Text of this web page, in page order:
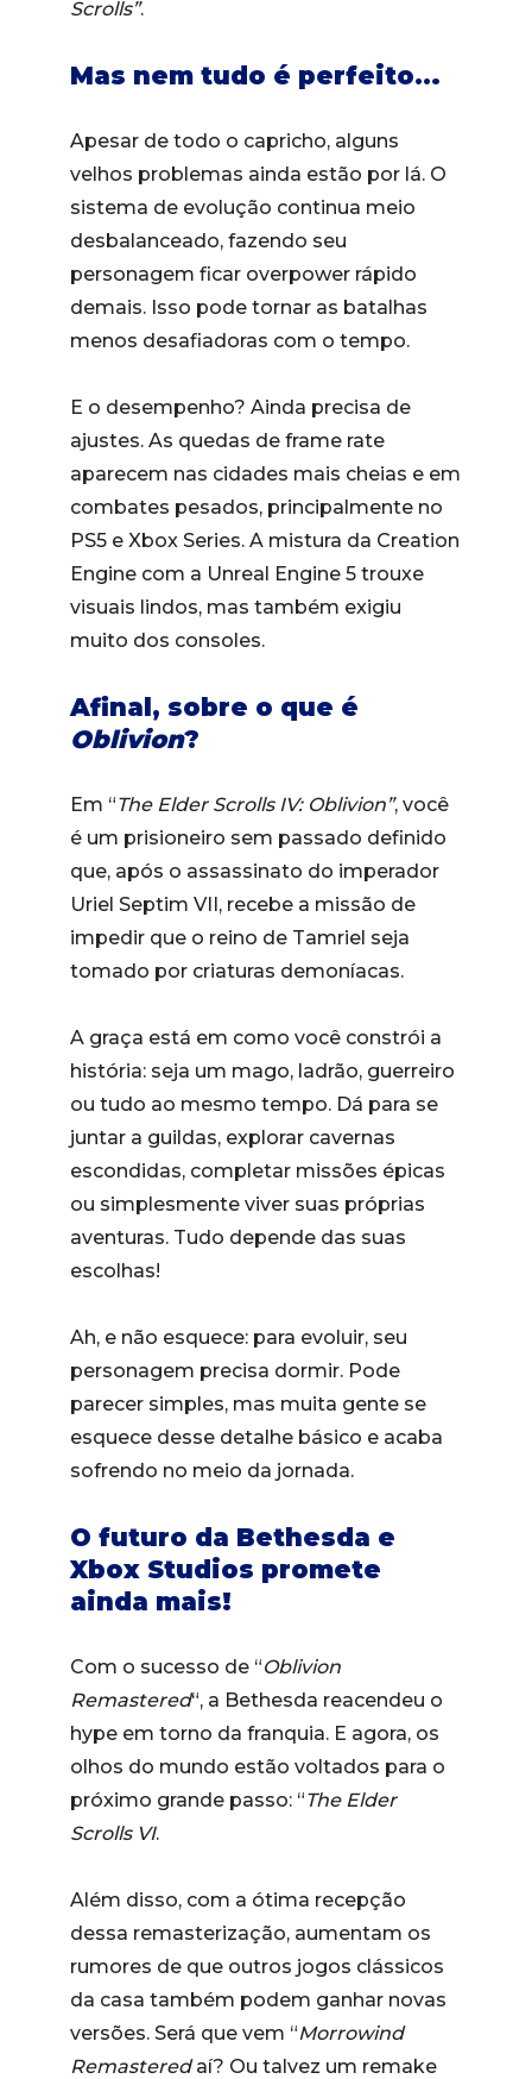
Scrolls”.
Mas nem tudo é perfeito…
Apesar de todo o capricho, alguns
velhos problemas ainda estão por lá. O
sistema de evolução continua meio
desbalanceado, fazendo seu
personagem ficar overpower rápido
demais. Isso pode tornar as batalhas
menos desafiadoras com o tempo.
E o desempenho? Ainda precisa de
ajustes. As quedas de frame rate
aparecem nas cidades mais cheias e em
combates pesados, principalmente no
PS5 e Xbox Series. A mistura da Creation
Engine com a Unreal Engine 5 trouxe
visuais lindos, mas também exigiu
muito dos consoles.
Afinal, sobre o que é
Oblivion?
Em “The Elder Scrolls IV: Oblivion”, você
é um prisioneiro sem passado definido
que, após o assassinato do imperador
Uriel Septim VII, recebe a missão de
impedir que o reino de Tamriel seja
tomado por criaturas demoníacas.
A graça está em como você constrói a
história: seja um mago, ladrão, guerreiro
ou tudo ao mesmo tempo. Dá para se
juntar a guildas, explorar cavernas
escondidas, completar missões épicas
ou simplesmente viver suas próprias
aventuras. Tudo depende das suas
escolhas!
Ah, e não esquece: para evoluir, seu
personagem precisa dormir. Pode
parecer simples, mas muita gente se
esquece desse detalhe básico e acaba
sofrendo no meio da jornada.
O futuro da Bethesda e
Xbox Studios promete
ainda mais!
Com o sucesso de “Oblivion
Remastered“, a Bethesda reacendeu o
hype em torno da franquia. E agora, os
olhos do mundo estão voltados para o
próximo grande passo: “The Elder
Scrolls VI.
Além disso, com a ótima recepção
dessa remasterização, aumentam os
rumores de que outros jogos clássicos
da casa também podem ganhar novas
versões. Será que vem “Morrowind
Remasteredaí? Ou talvez um remake